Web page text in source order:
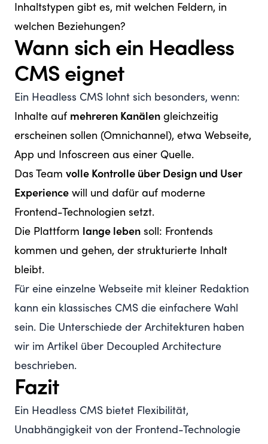
Inhaltstypen gibt es, mit welchen Feldern, in
welchen Beziehungen?
Wann sich ein Headless
CMS eignet
Ein Headless CMS lohnt sich besonders, wenn:
Inhalte auf mehreren Kanälen gleichzeitig
erscheinen sollen (Omnichannel), etwa Webseite,
App und Infoscreen aus einer Quelle.
Das Team volle Kontrolle über Design und User
Experience will und dafür auf moderne
Frontend-Technologien setzt.
Die Plattform
lange leben soll: Frontends
kommen und gehen, der strukturierte Inhalt
bleibt.
Für eine einzelne Webseite mit kleiner Redaktion
kann ein klassisches CMS die einfachere Wahl
sein. Die Unterschiede der Architekturen haben
wir im Artikel über Decoupled Architecture
beschrieben.
Fazit
Ein Headless CMS bietet Flexibilität,
Unabhängigkeit von der Frontend-Technologie